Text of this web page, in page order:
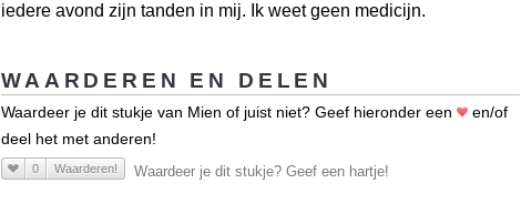
iedere avond zijn tanden in mij. Ik weet geen medicijn.
WAARDEREN EN DELEN
Waardeer je dit stukje van Mien of juist niet? Geef hieronder een
en/of
deel het met anderen!
0 Waarderen! Waardeer je dit stukje? Geef een hartje!